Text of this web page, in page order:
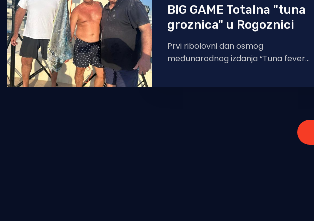
BIG GAME Totalna "tuna
groznica" u Rogoznici
Prvi ribolovni dan osmog
međunarodnog izdanja “Tuna fever